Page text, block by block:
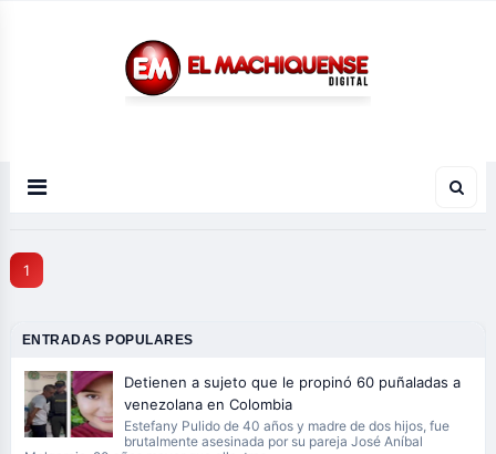
1
ENTRADAS POPULARES
Detienen a sujeto que le propinó 60 puñaladas a
venezolana en Colombia
Estefany Pulido de 40 años y madre de dos hijos, fue
brutalmente asesinada por su pareja José Aníbal